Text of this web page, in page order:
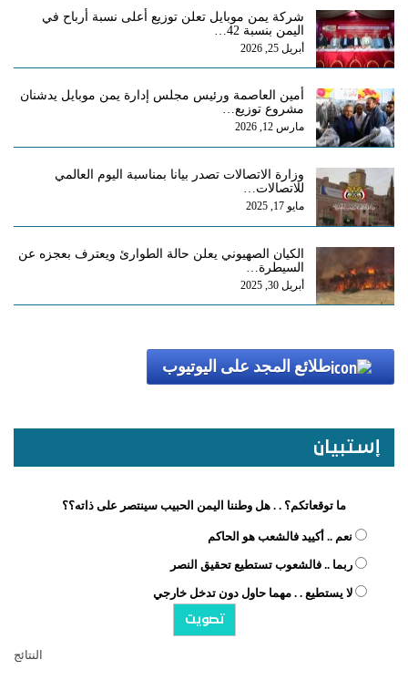
شركة يمن موبايل تعلن توزيع أعلى نسبة أرباح في
اليمن بنسبة 42…
أبريل 25, 2026
أمين العاصمة ورئيس مجلس إدارة يمن موبايل يدشنان
مشروع توزيع…
مارس 12, 2026
وزارة الاتصالات تصدر بيانا بمناسبة اليوم العالمي
للاتصالات…
مايو 17, 2025
الكيان الصهيوني يعلن حالة الطوارئ ويعترف بعجزه عن
السيطرة…
أبريل 30, 2025
طلائع المجد على اليوتيوب
إستبيان
ما توقعاتكم؟ . . هل وطننا اليمن الحبيب سينتصر على ذاته؟؟
نعم .. أكييد فالشعب هو الحاكم
ربما .. فالشعوب تستطيع تحقيق النصر
لا يستطيع . . مهما حاول دون تدخل خارجي
النتائج